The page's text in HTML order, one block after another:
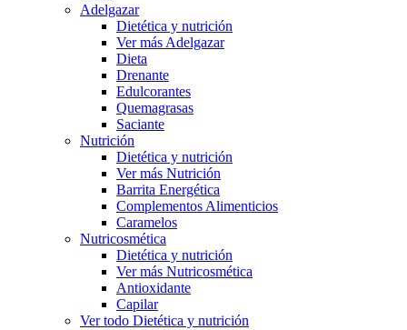
Adelgazar
Dietética y nutrición
Ver más Adelgazar
Dieta
Drenante
Edulcorantes
Quemagrasas
Saciante
Nutrición
Dietética y nutrición
Ver más Nutrición
Barrita Energética
Complementos Alimenticios
Caramelos
Nutricosmética
Dietética y nutrición
Ver más Nutricosmética
Antioxidante
Capilar
Ver todo Dietética y nutrición